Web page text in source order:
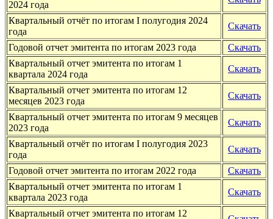
2024 года
Квартальный отчёт по итогам I полугодия 2024
года
Скачать
Годовой отчет эмитента по итогам 2023 года
Скачать
Квартальный отчет эмитента по итогам 1
квартала 2024 года
Скачать
Квартальный отчет эмитента по итогам 12
месяцев 2023 года
Скачать
Квартальный отчет эмитента по итогам 9 месяцев
2023 года
Скачать
Квартальный отчёт по итогам I полугодия 2023
года
Скачать
Годовой отчет эмитента по итогам 2022 года
Скачать
Квартальный отчет эмитента по итогам 1
квартала 2023 года
Скачать
Квартальный отчет эмитента по итогам 12